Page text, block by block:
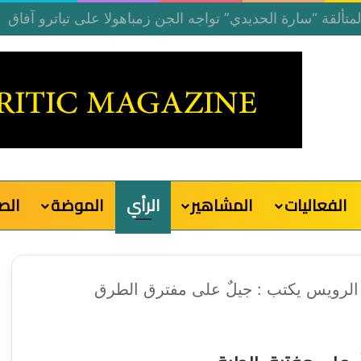
الفعاليات المشاهير الرأي الموضة
يكتب : جيلٌ على مفترق الطرق